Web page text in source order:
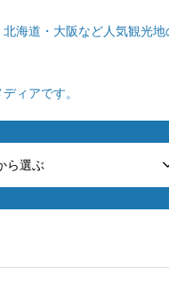
海道・大阪など人気観光
ィアです。
ら選ぶ